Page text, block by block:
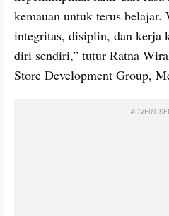
kemauan untuk terus belajar.
integritas, disiplin, dan kerja
diri sendiri,” tutur Ratna
Store Development Group,